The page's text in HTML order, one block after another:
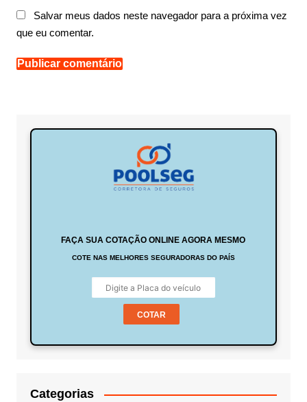
Salvar meus dados neste navegador para a próxima vez
que eu comentar.
FAÇA SUA COTAÇÃO ONLINE AGORA MESMO
COTE NAS MELHORES SEGURADORAS DO PAÍS
COTAR
Categorias